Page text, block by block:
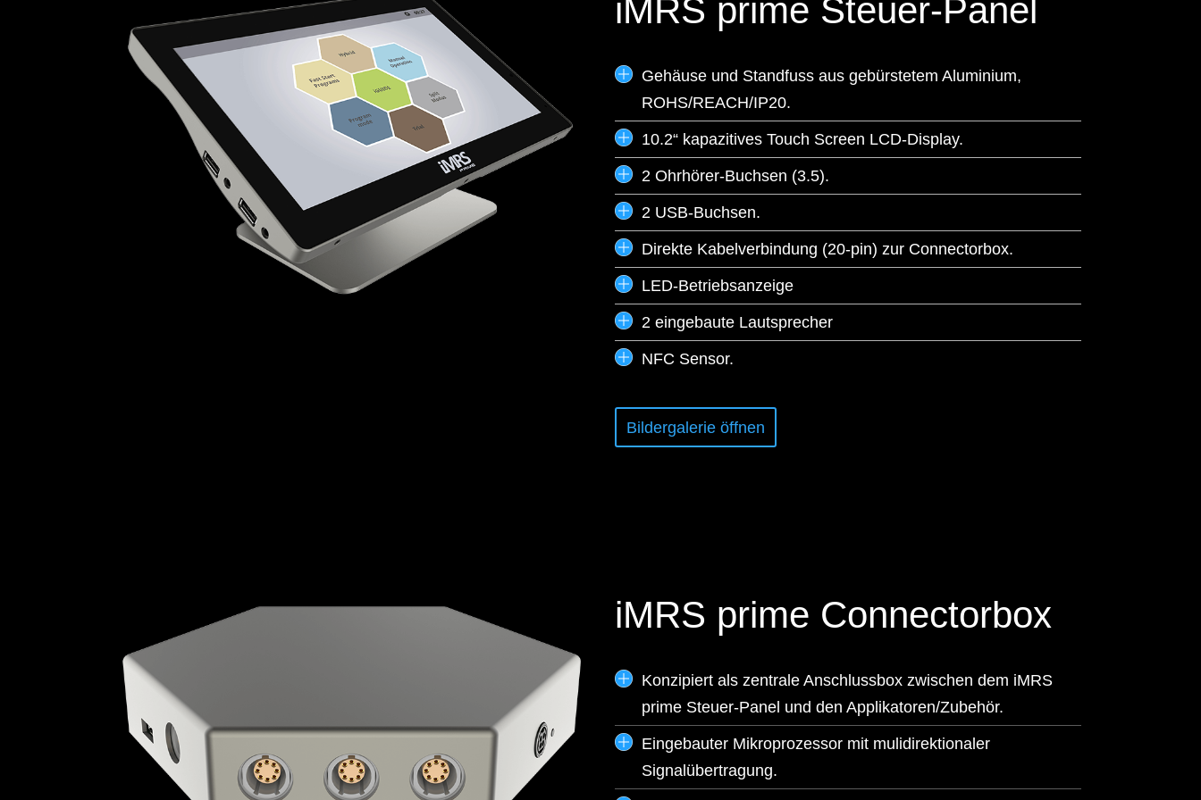
iMRS prime Steuer-Panel
Gehäuse und Standfuss aus gebürstetem Aluminium,
ROHS/REACH/IP20.
10.2“ kapazitives Touch Screen LCD-Display.
2 Ohrhörer-Buchsen (3.5).
2 USB-Buchsen.
Direkte Kabelverbindung (20-pin) zur Connectorbox.
LED-Betriebsanzeige
2 eingebaute Lautsprecher
NFC Sensor.
Bildergalerie öffnen
iMRS prime Connectorbox
Konzipiert als zentrale Anschlussbox zwischen dem iMRS
prime Steuer-Panel und den Applikatoren/Zubehör.
Eingebauter Mikroprozessor mit mulidirektionaler
Signalübertragung.